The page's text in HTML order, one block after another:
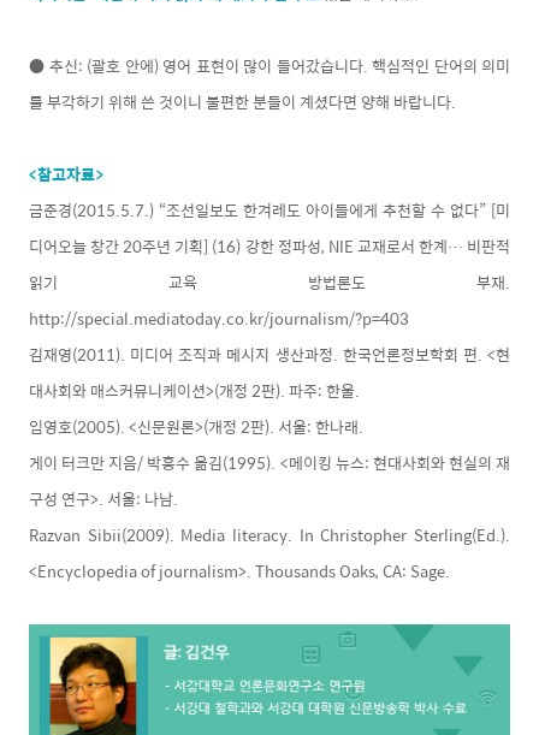
● 추신: (괄호 안에) 영어 표현이 많이 들어갔습니다. 핵심적인 단어의 의미
를 부각하기 위해 쓴 것이니 불편한 분들이 계셨다면 양해 바랍니다.
<참고자료>
금준경(2015.5.7.) “조선일보도 한겨레도 아이들에게 추천할 수 없다” [미
디어오늘 창간 20주년 기획] (16) 강한 정파성, NIE 교재로서 한계… 비판적
읽기 교육 방법론도 부재.
http://special.mediatoday.co.kr/journalism/?p=403
김재영(2011). 미디어 조직과 메시지 생산과정. 한국언론정보학회 편. <현
대사회와 매스커뮤니케이션>(개정 2판). 파주: 한울.
임영호(2005). <신문원론>(개정 2판). 서울: 한나래.
게이 터크만 지음/ 박흥수 옮김(1995). <메이킹 뉴스: 현대사회와 현실의 재
구성 연구>. 서울: 나남.
Razvan Sibii(2009). Media literacy. In Christopher Sterling(Ed.).
<Encyclopedia of journalism>. Thousands Oaks, CA: Sage.